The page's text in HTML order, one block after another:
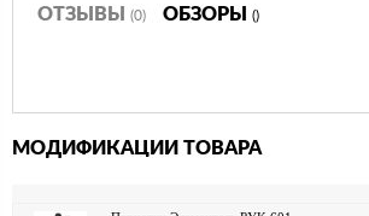
-Внутренняя часть перчаток усилена мягкой
ОТЗЫВЫ (0) ОБЗОРЫ ()
МОДИФИКАЦИИ ТОВАРА